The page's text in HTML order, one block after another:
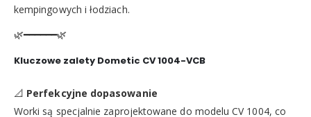
kempingowych i łodziach.
🌿━━━━━━🌿
Kluczowe zalety Dometic CV 1004-VCB
📐 Perfekcyjne dopasowanie
Worki są specjalnie zaprojektowane do modelu CV 1004, co